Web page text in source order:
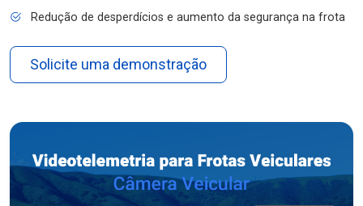
Redução de desperdícios e aumento da segurança na frota
Solicite uma demonstração